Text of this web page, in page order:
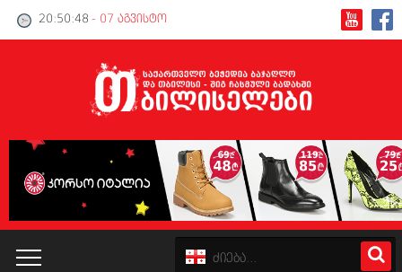
20:50:48 - 07 აგვისტო